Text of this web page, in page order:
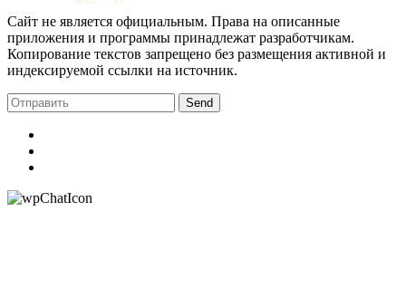
Сайт не является официальным. Права на описанные
приложения и программы принадлежат разработчикам.
Копирование текстов запрещено без размещения активной и
индексируемой ссылки на источник.
Send